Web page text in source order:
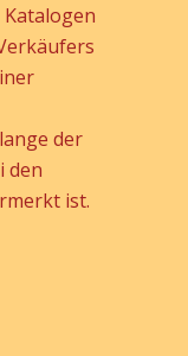
der
den
ist.